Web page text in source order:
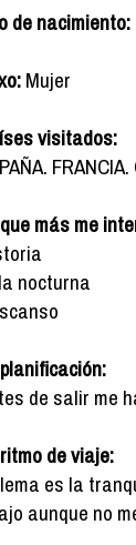
de nacimiento:
Mujer
visitados:
más me
nocturna
de salir me
de viaje:
es la
aunque no